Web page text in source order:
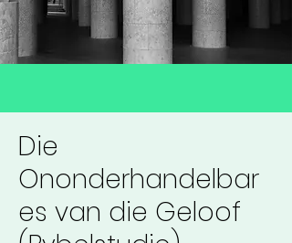
Die
Ononderhandelbar
es van die Geloof